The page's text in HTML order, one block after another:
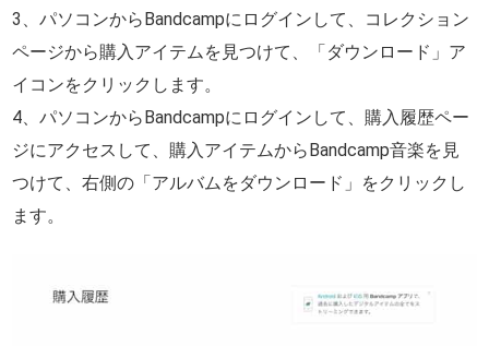
3、パソコンからBandcampにログインして、コレクション
ページから購入アイテムを見つけて、「ダウンロード」ア
イコンをクリックします。
4、パソコンからBandcampにログインして、購入履歴ペー
ジにアクセスして、購入アイテムからBandcamp音楽を見
つけて、右側の「アルバムをダウンロード」をクリックし
ます。